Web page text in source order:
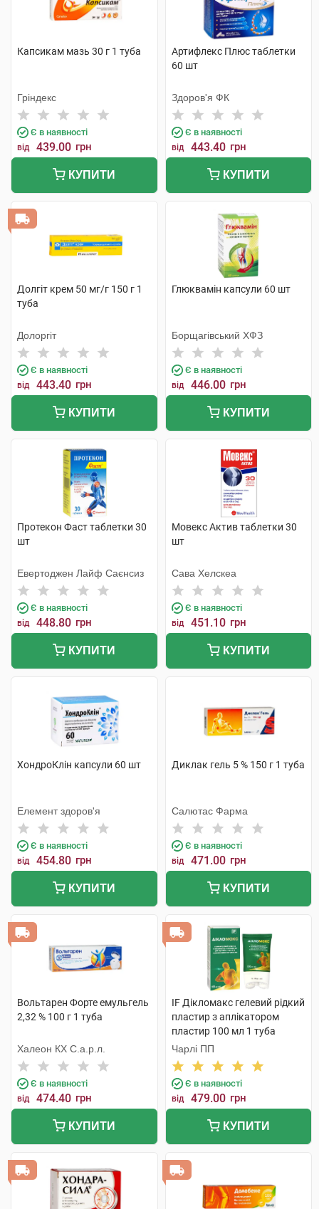
Капсикам мазь 30 г 1 туба
Гріндекс
Є в наявності
від 439.00 грн
КУПИТИ
Артифлекс Плюс таблетки
60 шт
Здоров'я ФК
Є в наявності
від 443.40 грн
КУПИТИ
Долгіт крем 50 мг/г 150 г 1
туба
Долоргіт
Є в наявності
від 443.40 грн
КУПИТИ
Глюквамін капсули 60 шт
Борщагівський ХФЗ
Є в наявності
від 446.00 грн
КУПИТИ
Протекон Фаст таблетки 30
шт
Евертоджен Лайф Саєнсиз
Є в наявності
від 448.80 грн
КУПИТИ
Мовекс Актив таблетки 30
шт
Сава Хелскеа
Є в наявності
від 451.10 грн
КУПИТИ
ХондроКлін капсули 60 шт
Елемент здоров'я
Є в наявності
від 454.80 грн
КУПИТИ
Диклак гель 5 % 150 г 1 туба
Салютас Фарма
Є в наявності
від 471.00 грн
КУПИТИ
Вольтарен Форте емульгель
2,32 % 100 г 1 туба
Халеон КХ С.а.р.л.
Є в наявності
від 474.40 грн
КУПИТИ
IF Дікломакс гелевий рідкий
пластир з аплікатором
пластир 100 мл 1 туба
Чарлі ПП
Є в наявності
від 479.00 грн
КУПИТИ